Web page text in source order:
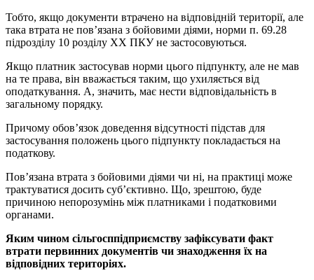
Тобто, якщо документи втрачено на відповідній території, але
така втрата не пов’язана з бойовими діями, норми п. 69.28
підрозділу 10 розділу ХХ ПКУ не застосовуються.
Якщо платник застосував норми цього підпункту, але не мав
на те права, він вважається таким, що ухиляється від
оподаткування. А, значить, має нести відповідальність в
загальному порядку.
Причому обов’язок доведення відсутності підстав для
застосування положень цього підпункту покладається на
податкову.
Пов’язана втрата з бойовими діями чи ні, на практиці може
трактуватися досить суб’єктивно. Що, зрештою, буде
причиною непорозумінь між платниками і податковими
органами.
Яким чином сільгосппідприємству зафіксувати факт
втрати первинних документів чи знаходження їх на
відповідних територіях.